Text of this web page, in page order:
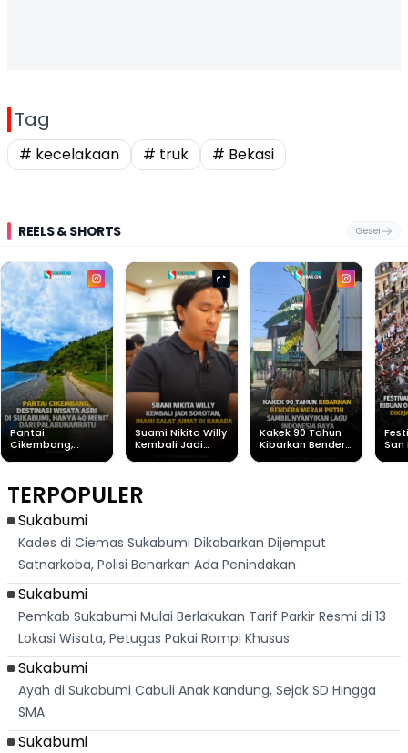
Tag
# kecelakaan # truk # Bekasi
REELS & SHORTS Geser
Pantai
Cikembang,
Dari
Palabuhanratu
Suami Nikita Willy
Kembali Jadi
Kakek 90 Tahun
Kibarkan Bendera
San
TERPOPULER
Sukabumi
Kades di Ciemas Sukabumi Dikabarkan Dijemput
Satnarkoba, Polisi Benarkan Ada Penindakan
Sukabumi
Pemkab Sukabumi Mulai Berlakukan Tarif Parkir Resmi di 13
Lokasi Wisata, Petugas Pakai Rompi Khusus
Sukabumi
Ayah di Sukabumi Cabuli Anak Kandung, Sejak SD Hingga
SMA
Sukabumi